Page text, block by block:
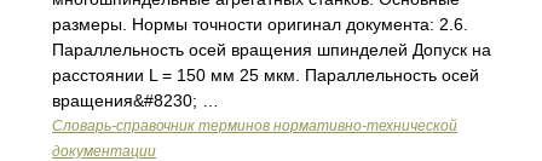
размеры. Нормы точности оригинал документа: 2.6.
Параллельность осей вращения шпинделей Допуск на
расстоянии L = 150 мм 25 мкм. Параллельность осей
вращения&#8230; …
Словарь-справочник терминов нормативно-технической
документации